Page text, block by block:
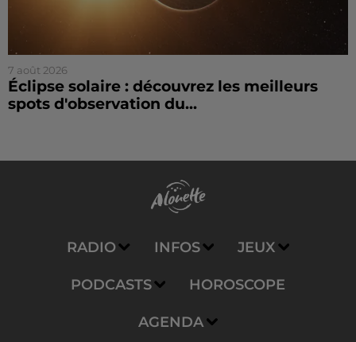
7 août 2026
Éclipse solaire : découvrez les meilleurs
spots d'observation du...
RADIO INFOS JEUX
PODCASTS HOROSCOPE
AGENDA